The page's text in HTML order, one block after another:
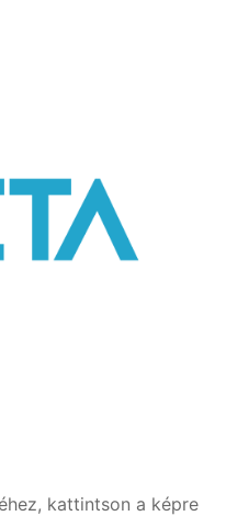
kattintson a képre